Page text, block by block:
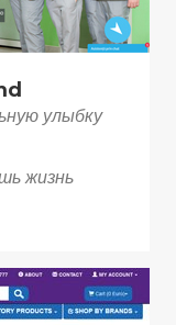
улыбку
жизнь